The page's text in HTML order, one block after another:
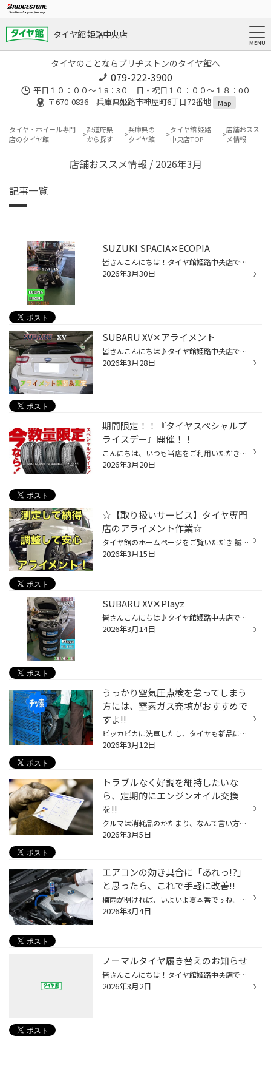
タイヤ館 姫路中央店
タイヤのことならブリヂストンのタイヤ館へ
079-222-3900
平日１０：００～１8：3０ 日・祝日１０：００～１８：0０
〒670-0836 兵庫県姫路市神屋町6丁目72番地
Map
タイヤ・ホイール専門
店のタイヤ館
都道府県
から探す
兵庫県の
タイヤ館
タイヤ館 姫路
中央店TOP
店舗おスス
メ情報
店舗おススメ情報 / 2026年3月
記事一覧
SUZUKI SPACIA✕ECOPIA
皆さんこんにちは！タイヤ館姫路中央店です！ 本日はスペーシアのタイヤ交換をご紹介いたします(*^^*) 今回のお客様は冬タイヤからの脱着の際に夏タイヤを確認し、スリップサインが出始めていたため交換していただきました！ 溝から1.6mmの所に突起してあるスリップサインは、地面と接地する面と重...
2026年3月30日
SUBARU XV✕アライメント
皆さんこんにちは♪タイヤ館姫路中央店です！ 本日はXVのアライメント調整をご紹介いたします！ 今回のお客様は以前タイヤを当店で購入して頂いており、その際にセットでアライメント作業もご予約頂いた方になります！ 当店ではタイヤとセットのご依頼でアライメント費用がお安くなるプランをご用意...
2026年3月28日
期間限定！！『タイヤスペシャルプ
ライスデー』開催！！
こんにちは、いつも当店をご利用いただきましてありがとうございます。 3/20(金)～3/29(日)まで、コクピット・タイヤ館におきまして、 期間限定！ サイズ限定！！ 数量限定！！！ お得にお買い求めいただける、「タイヤスペシャルプライスデー」がスタートします！ お得なタイヤのご紹介！！ ワゴン...
2026年3月20日
☆【取り扱いサービス】タイヤ専門
店のアライメント作業☆
タイヤ館のホームページをご覧いただき 誠にありがとうございます！ タイヤ館では 4輪トータルアライメントのご依頼を承っております！ お車それぞれ各カーメーカー指定の基準値データをもとに しっかり調整いたします！ タイヤ館 アライメント調整について タイヤの性能の発揮・タイヤの寿命・燃費...
2026年3月15日
SUBARU XV✕Playz
皆さんこんにちは♪タイヤ館姫路中央店です！ 気温も上がり当店も履き替えのお客様で賑わってきました！ 本日はXVのタイヤ交換をご紹介いたします(*^^*) 今回ご購入頂いたのはPlayz PX-RVⅡになります。 Playz PX-RVⅡの詳細はコチラ ブリヂストンのミニバン専用設計タイヤのPX-RVⅡは、 直進安定性とラ...
2026年3月14日
うっかり空気圧点検を怠ってしまう
方には、窒素ガス充填がおすすめで
すよ!!
ピッカピカに洗車したし、タイヤも新品に交換したばかり。エンジンオイルやバッテリーも定期的に交換しているので問題ナシ!!さあどこへお出かけしようか？なんて計画を立てるのは楽しいものですね。でも、大事なことを忘れてはいませんか。そう、空気圧のチェックです。みなさんは、タイヤの空気圧...
2026年3月12日
トラブルなく好調を維持したいな
ら、定期的にエンジンオイル交換
を!!
クルマは消耗品のかたまり、なんて言い方をすることもありますが、愛車のコンディションを維持していく上で定期的に交換が必要なものと言えば、何を思い浮かべますか？ 専門店として一番気になるものと言えばタイヤなんですが、お客さまのなかには「バッテリー上がりでクルマが動かなくなったことが...
2026年3月5日
エアコンの効き具合に「あれっ!?」
と思ったら、これで手軽に改善!!
梅雨が明ければ、いよいよ夏本番ですね。最近は、長く外にいることがはばかられるくらい気温が上昇することもしばしば。日本の夏は確実に暑く、そして長くなっています。お出かけの際はもちろんですが、室内にいらっしゃるときにもこまめな水分補給をお忘れなく。 さて、そんな季節におクルマで快適...
2026年3月4日
ノーマルタイヤ履き替えのお知らせ
皆さんこんにちは！タイヤ館姫路中央店です。 気温も暖かくなり、冬→夏タイヤへの履き替えの時期になりました。 当店でも3月のご予約が埋まり始めています。 ご希望の日付や時間が決まっている方は、なるべく早めに脱着・組み換えのご予約をお願いします！ 電話以外にもwebからもご予約いただけるの...
2026年3月2日